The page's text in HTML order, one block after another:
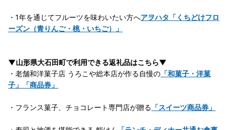
・1年を通じてフルーツを味わいたい方へアヲハタ「くちどけフロ
ーズン（青りんご・桃・いちご）」
▼山形県大石田町で利用できる返礼品はこちら▼
・老舗和洋菓子店 うろこや総本店が作る自慢の 「和菓子・洋菓
子」「商品券」
・フランス菓子、チョコレート専門店が贈る 「スイーツ商品券」